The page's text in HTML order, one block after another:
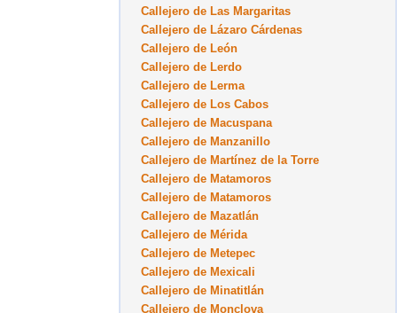
Callejero de Las Margaritas
Callejero de Lázaro Cárdenas
Callejero de León
Callejero de Lerdo
Callejero de Lerma
Callejero de Los Cabos
Callejero de Macuspana
Callejero de Manzanillo
Callejero de Martínez de la Torre
Callejero de Matamoros
Callejero de Matamoros
Callejero de Mazatlán
Callejero de Mérida
Callejero de Metepec
Callejero de Mexicali
Callejero de Minatitlán
Callejero de Monclova